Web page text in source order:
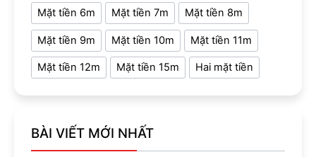
Mặt tiền 6m Mặt tiền 7m Mặt tiền 8m
Mặt tiền 9m Mặt tiền 10m Mặt tiền 11m
Mặt tiền 12m Mặt tiền 15m Hai mặt tiền
BÀI VIẾT MỚI NHẤT